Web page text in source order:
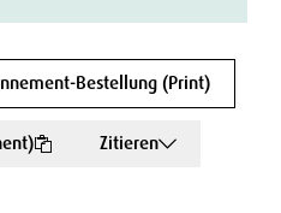
Bestellung (Print)
Zitieren